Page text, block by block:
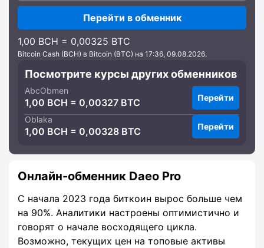
Перейти в обменник
1,00 BCH = 0,00325 BTC
Bitcoin Cash (BCH) в Bitcoin (BTC) на 17:36, 09.08.2026.
Посмотрите курсы других обменников
AbcObmen
1,00 BCH = 0,00327 BTC Перейти
Oblaka
1,00 BCH = 0,00328 BTC Перейти
Онлайн-обменник Daeo Pro
С начала 2023 года биткоин вырос больше чем
на 90%. Аналитики настроены оптимистично и
говорят о начале восходящего цикла.
Возможно, текущих цен на топовые активы